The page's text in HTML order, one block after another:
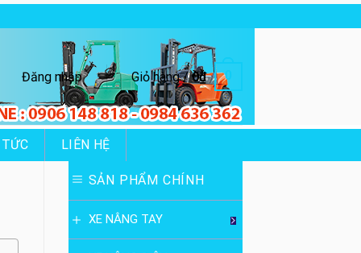
Đăng nhập Giỏ hàng /0₫ 0
LIÊN HỆ
SẢN PHẨM CHÍNH
XE NÂNG TAY